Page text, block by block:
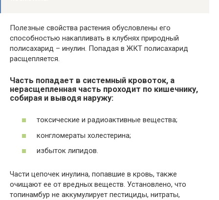
Полезные свойства растения обусловлены его
способностью накапливать в клубнях природный
полисахарид – инулин. Попадая в ЖКТ полисахарид
расщепляется.
Часть попадает в системный кровоток, а
нерасщепленная часть проходит по кишечнику,
собирая и выводя наружу:
токсические и радиоактивные вещества;
конгломераты холестерина;
избыток липидов.
Части цепочек инулина, попавшие в кровь, также
очищают ее от вредных веществ. Установлено, что
топинамбур не аккумулирует пестициды, нитраты,